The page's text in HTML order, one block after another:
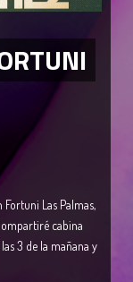
Las Palmas,
cabina
3 de la mañana y